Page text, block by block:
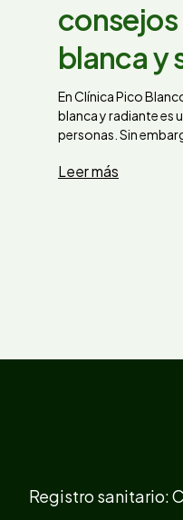
consejos
blanca y
En Clínica Pico
blanca y radiante es
personas. Sin
Leer más
Registro sanitario: